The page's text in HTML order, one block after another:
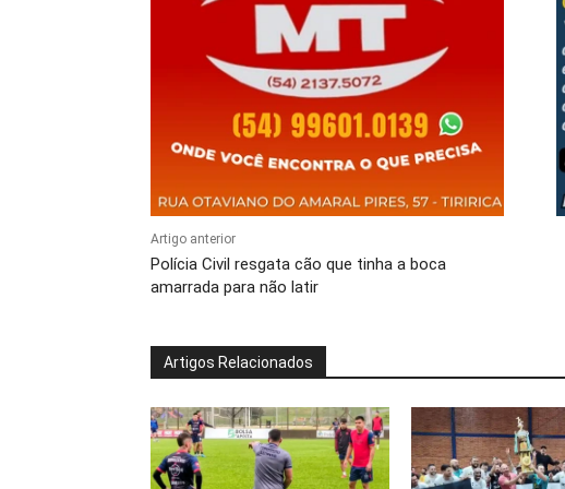
Artigo anterior
Polícia Civil resgata cão que tinha a boca
amarrada para não latir
Artigos Relacionados